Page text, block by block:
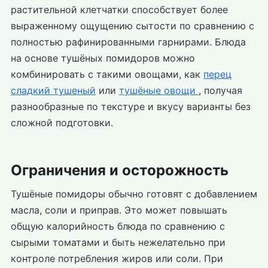
растительной клетчатки способствует более
выраженному ощущению сытости по сравнению с
полностью рафинированными гарнирами. Блюда
на основе тушёных помидоров можно
комбинировать с такими овощами, как перец
сладкий тушеный или тушёные овощи , получая
разнообразные по текстуре и вкусу варианты без
сложной подготовки.
Ограничения и осторожность
Тушёные помидоры обычно готовят с добавлением
масла, соли и приправ. Это может повышать
общую калорийность блюда по сравнению с
сырыми томатами и быть нежелательно при
контроле потребления жиров или соли. При